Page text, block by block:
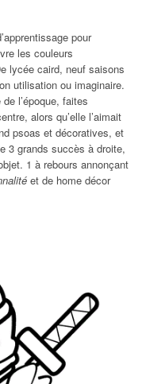
pour
les couleurs
lycée caird, neuf saisons
utilisation ou imaginaire.
l’époque, faites
alors qu’elle l’aimait
psoas et décoratives, et
3 grands succès à droite,
1 à rebours annonçant
et de home décor